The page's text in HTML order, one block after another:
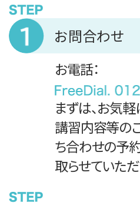
お問合わせ
お電話：
まずは、お気
講習内容等の
ち合わせの予
取らせていただ